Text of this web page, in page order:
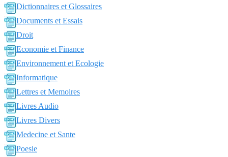
Dictionnaires et Glossaires
Documents et Essais
Droit
Economie et Finance
Environnement et Ecologie
Informatique
Lettres et Memoires
Livres Audio
Livres Divers
Medecine et Sante
Poesie